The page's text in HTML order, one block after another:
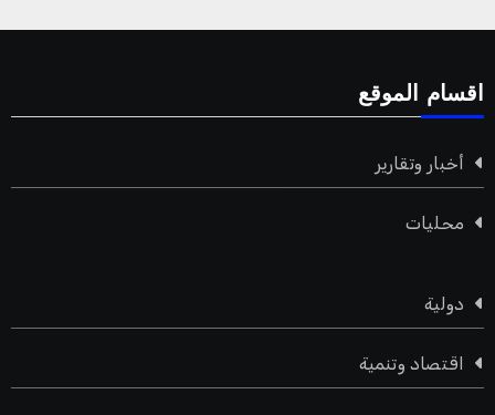
اقسام الموقع
أخبار وتقارير
محليات
دولية
اقتصاد وتنمية